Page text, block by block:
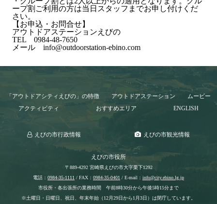
ープ割ご利用の方は当日スタッフまでお申し付けくだ
さい。
【お申込・お問合せ】
アウトドアステーションえびの
TEL 0984-48-7650
メール info@outdoorstation-ebino.com
「アウトドアシティえびの」の特徴 アウトドアステーション
ムービー
アクティビティ
おすすめエリア ENGLISH
えびの市行政情報 えびの市観光情報
えびの市役所
〒889-4292 宮崎県えびの市大字栗下1292
電話： 0984-35-1111 / FAX： 0984-35-0401 / E-mail： info@city.ebino.lg.jp
市役所・各出張所の業務時間 午前8時30分から午後5時15分まで
※土曜日・日曜日、祝日、年末年始（12月29日から1月3日）は閉庁しています。